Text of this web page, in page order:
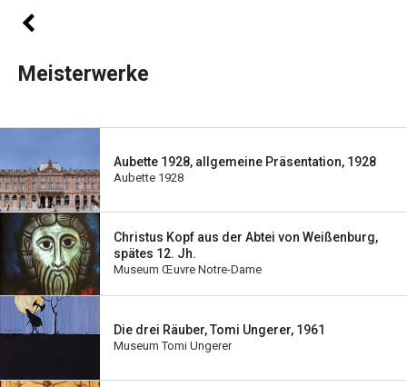
Meisterwerke
Aubette 1928, allgemeine Präsentation, 1928
Aubette 1928
Christus Kopf aus der Abtei von Weißenburg,
spätes 12. Jh.
Museum Œuvre Notre-Dame
Die drei Räuber, Tomi Ungerer, 1961
Museum Tomi Ungerer